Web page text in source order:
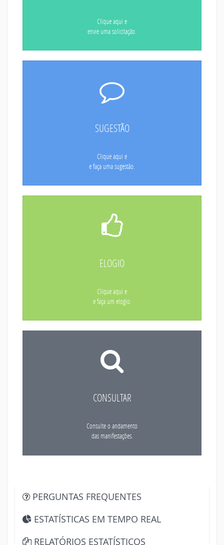
Clique aqui e
envie uma solicitação.
SUGESTÃO
Clique aqui e
e faça uma sugestão.
ELOGIO
Clique aqui e
e faça um elogio.
CONSULTAR
Consulte o andamento
das manifestações.
PERGUNTAS FREQUENTES
ESTATÍSTICAS EM TEMPO REAL
RELATÓRIOS ESTATÍSTICOS